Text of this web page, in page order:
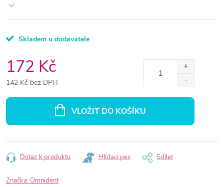
Skladem u dodavatele
172 Kč
142 Kč bez DPH
VLOŽIT DO KOŠÍKU
Dotaz k produktu Hlídací pes Sdílet
Značka: Omnident